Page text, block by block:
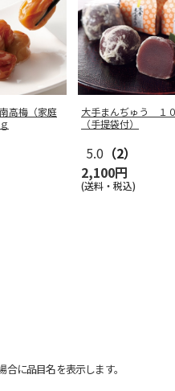
高梅（家庭
大手まんぢゅう １
（手提袋付）
5.0 （2）
2,100円
(送料・税込)
に品目名を表示します。